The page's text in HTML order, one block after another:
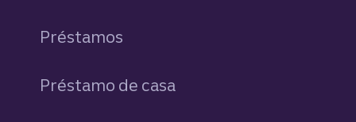
Préstamos
Préstamo de casa